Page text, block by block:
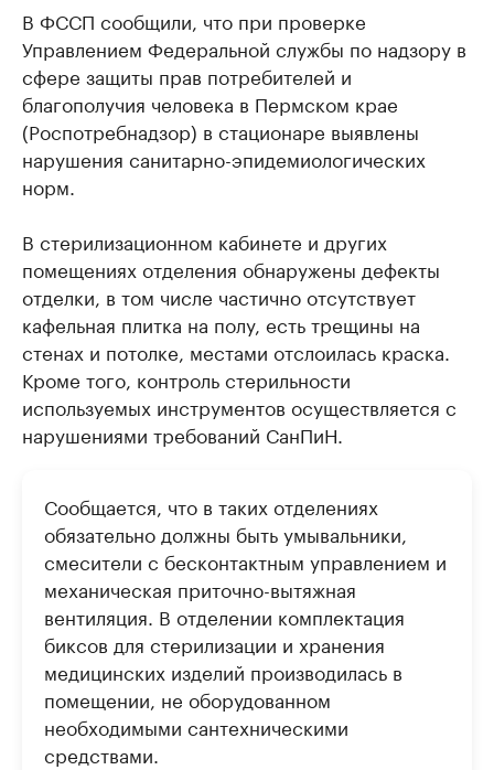
В ФССП сообщили, что при проверке
Управлением Федеральной службы по надзору в
сфере защиты прав потребителей и
благополучия человека в Пермском крае
(Роспотребнадзор) в стационаре выявлены
нарушения санитарно-эпидемиологических
норм.
В стерилизационном кабинете и других
помещениях отделения обнаружены дефекты
отделки, в том числе частично отсутствует
кафельная плитка на полу, есть трещины на
стенах и потолке, местами отслоилась краска.
Кроме того, контроль стерильности
используемых инструментов осуществляется с
нарушениями требований СанПиН.
Сообщается, что в таких отделениях
обязательно должны быть умывальники,
смесители с бесконтактным управлением и
механическая приточно-вытяжная
вентиляция. В отделении комплектация
биксов для стерилизации и хранения
медицинских изделий производилась в
помещении, не оборудованном
необходимыми сантехническими
средствами.